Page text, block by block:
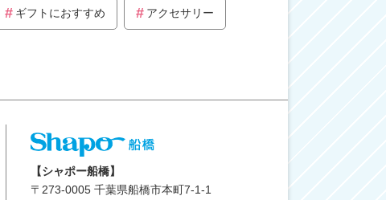
ギフトにおすすめ アクセサリー
【シャポー船橋】
〒 273-0005 千葉県船橋市本町7-1-1